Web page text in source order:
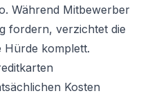
Während Mitbewerber
fordern, verzichtet die
Hürde komplett.
Kosten